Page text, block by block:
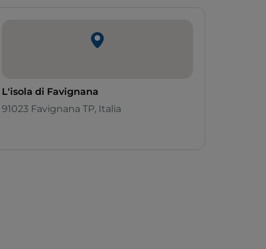
L'isola di Favignana
91023 Favignana TP, Italia